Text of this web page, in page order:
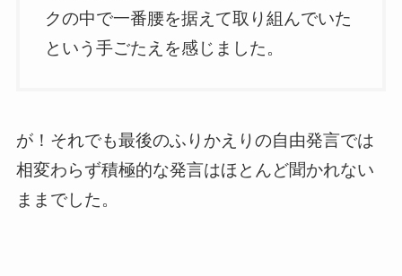
クの中で一番腰を据えて取り組んでいた
という手ごたえを感じました。
が！それでも最後のふりかえりの自由発言では
相変わらず積極的な発言はほとんど聞かれない
ままでした。